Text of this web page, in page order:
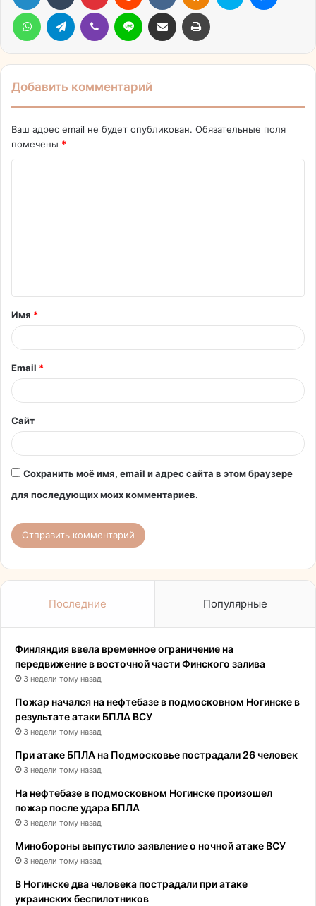
WhatsAppTelegram Viber Line Поделиться через электронную почту Печатать
Добавить комментарий
Ваш адрес email не будет опубликован. Обязательные поля
помечены *
т
а
й
*
Имя *
Email *
Сайт
Сохранить моё имя, email и адрес сайта в этом браузере
для последующих моих комментариев.
Последние Популярные
Финляндия ввела временное ограничение на
передвижение в восточной части Финского залива
3 недели тому назад
Пожар начался на нефтебазе в подмосковном Ногинске в
результате атаки БПЛА ВСУ
3 недели тому назад
При атаке БПЛА на Подмосковье пострадали 26 человек
3 недели тому назад
На нефтебазе в подмосковном Ногинске произошел
пожар после удара БПЛА
3 недели тому назад
Минобороны выпустило заявление о ночной атаке ВСУ
3 недели тому назад
В Ногинске два человека пострадали при атаке
украинских беспилотников